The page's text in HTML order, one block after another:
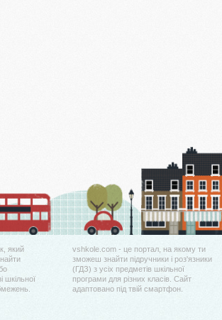
який
шкільної
vshkole.com - це портал, на якому ти
зможеш знайти підручники і роз'язники
(ГДЗ) з усіх предметів шкільної
програми для різних класів. Сайт
адаптовано під твій смартфон.